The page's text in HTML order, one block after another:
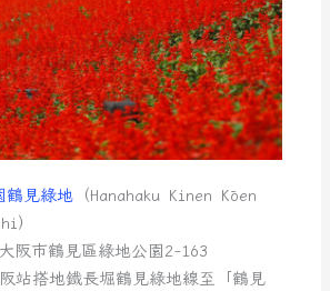
鶴見綠地 （Hanahaku Kinen Kōen
）
阪市鶴見區綠地公園2-163
站搭地鐵長堀鶴見綠地線至「鶴見